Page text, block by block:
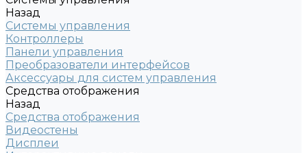
Назад
Системы управления
Контроллеры
Панели управления
Преобразователи интерфейсов
Аксессуары для систем управления
Средства отображения
Назад
Средства отображения
Видеостены
Дисплеи